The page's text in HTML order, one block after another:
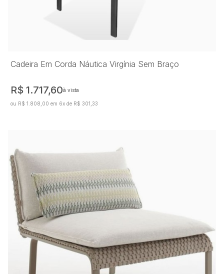
Cadeira Em Corda Náutica Virgínia Sem Braço
R$ 1.717,60à vista
ou R$ 1.808,00 em 6x de R$ 301,33